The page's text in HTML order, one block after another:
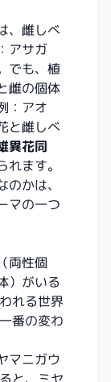
、雌しべ
アサガ
でも、植
雌の個体
：アオ
と雌しべ
異花同
ます。
かは、
マの一つ
両性個
）がいる
れる世界
番の変わ
マニガウ